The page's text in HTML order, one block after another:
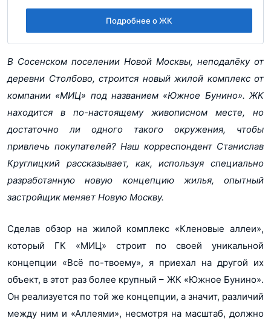
Подробнее о ЖК
В Сосенском поселении Новой Москвы, неподалёку от
деревни Столбово, строится новый жилой комплекс от
компании «МИЦ» под названием «Южное Бунино». ЖК
находится в по-настоящему живописном месте, но
достаточно ли одного такого окружения, чтобы
привлечь покупателей? Наш корреспондент Станислав
Круглицкий рассказывает, как, используя специально
разработанную новую концепцию жилья, опытный
застройщик меняет Новую Москву.
Сделав обзор на жилой комплекс «Кленовые аллеи»,
который ГК «МИЦ» строит по своей уникальной
концепции «Всё по-твоему», я приехал на другой их
объект, в этот раз более крупный – ЖК «Южное Бунино».
Он реализуется по той же концепции, а значит, различий
между ним и «Аллеями», несмотря на масштаб, должно